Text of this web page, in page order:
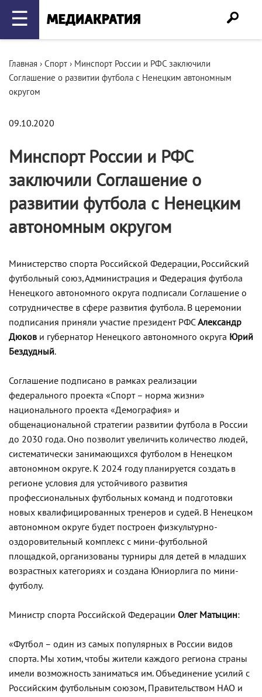
☰
Главная › Спорт › Минспорт России и РФС заключили
Соглашение о развитии футбола с Ненецким автономным
округом
09.10.2020
Минспорт России и РФС
заключили Соглашение о
развитии футбола с Ненецким
автономным округом
Министерство спорта Российской Федерации, Российский
футбольный союз, Администрация и Федерация футбола
Ненецкого автономного округа подписали Соглашение о
сотрудничестве в сфере развития футбола. В церемонии
подписания приняли участие президент РФСАлександр
Дюков и губернатор Ненецкого автономного округа Юрий
Бездудный.
Соглашение подписано в рамках реализации
федерального проекта «Спорт – норма жизни»
национального проекта «Демография» и
общенациональной стратегии развитии футбола в России
до 2030 года. Оно позволит увеличить количество людей,
систематически занимающихся футболом в Ненецком
автономном округе. К 2024 году планируется создать в
регионе условия для устойчивого развития
профессиональных футбольных команд и подготовки
новых квалифицированных тренеров и судей. В Ненецком
автономном округе будет построен физкультурно-
оздоровительный комплекс с мини-футбольной
площадкой, организованы турниры для детей в младших
возрастных категориях и создана Юниорлига по мини-
футболу.
Министр спорта Российской Федерации Олег Матыцин:
«Футбол – один из самых популярных в России видов
спорта. Мы хотим, чтобы жители каждого региона страны
имели возможность заниматься им. Объединение усилий с
Российским футбольным союзом, Правительством НАО и